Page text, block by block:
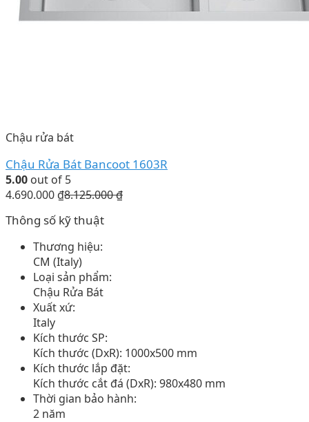
Chậu rửa bát
Chậu Rửa Bát Bancoot 1603R
5.00 out of 5
4.690.000 ₫8.125.000₫
Thông số kỹ thuật
Thương hiệu:
CM (Italy)
Loại sản phẩm:
Chậu Rửa Bát
Xuất xứ:
Italy
Kích thước SP:
Kích thước (DxR): 1000x500 mm
Kích thước lắp đặt:
Kích thước cắt đá (DxR): 980x480 mm
Thời gian bảo hành:
2 năm